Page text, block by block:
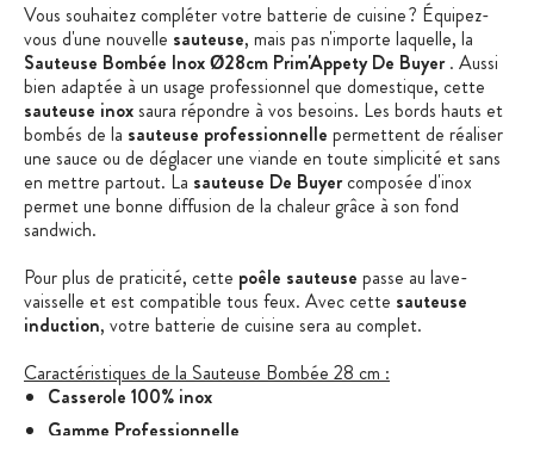
Vous souhaitez compléter votre batterie de cuisine ? Équipez-
vous d'une nouvelle sauteuse, mais pas n'importe laquelle, la
Sauteuse Bombée Inox Ø28cm Prim'Appety De Buyer. Aussi
bien adaptée à un usage professionnel que domestique, cette
sauteuse inoxsaura répondre à vos besoins. Les bords hauts et
bombés de la sauteuse professionnelle permettent de réaliser
une sauce ou de déglacer une viande en toute simplicité et sans
en mettre partout. La sauteuse De Buyercomposée d'inox
permet une bonne diffusion de la chaleur grâce à son fond
sandwich.
Pour plus de praticité, cette poêle sauteuse passe au lave-
vaisselle et est compatible tous feux. Avec cette sauteuse
induction, votre batterie de cuisine sera au complet.
Caractéristiques de la Sauteuse Bombée 28 cm :
Casserole 100% inox
Gamme Professionnelle